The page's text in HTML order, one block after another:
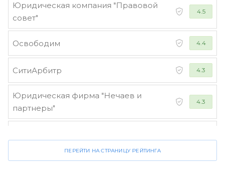
Юридическая компания "Правовой
совет"
4.5
Освободим 4.4
СитиАрбитр 4.3
Юридическая фирма "Нечаев и
партнеры"
4.3
ПЕРЕЙТИ НА СТРАНИЦУ РЕЙТИНГА